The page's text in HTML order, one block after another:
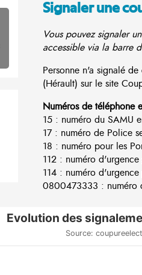
Signaler une
Vous pouvez signaler
accessible via la barre
Personne n'a signalé
(Hérault) sur le site
Numéros de téléphone
15 : numéro du SAMU
17 : numéro de Police
18 : numéro pour les
112 : numéro
114 : numéro d'urgence
0800473333 : numéro
Evolution des
Source: